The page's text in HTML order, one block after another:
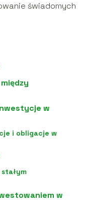
świadomych
w
i obligacje w
w